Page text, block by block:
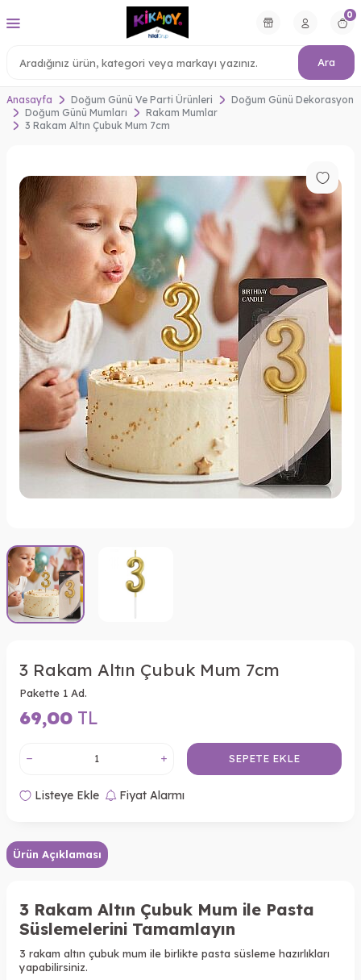
Ara
0
Anasayfa Doğum Günü Ve Parti Ürünleri
Doğum Günü Dekorasyon
Doğum Günü Mumları
Rakam Mumlar
3 Rakam Altın Çubuk Mum 7cm
3 Rakam Altın Çubuk Mum 7cm
Pakette 1 Ad.
69,00 TL
SEPETE EKLE
Listeye Ekle Fiyat Alarmı
Ürün Açıklaması
3 Rakam Altın Çubuk Mum ile Pasta
Süslemelerini Tamamlayın
3 rakam altın çubuk mum ile birlikte pasta süsleme hazırlıkları
yapabilirsiniz.